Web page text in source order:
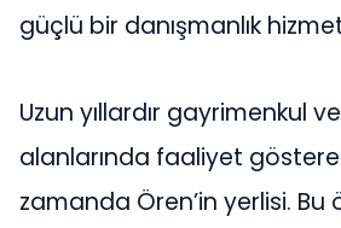
güçlü bir danışmanlık
Uzun yıllardır gayrimenkul
alanlarında faaliyet
zamanda Ören’in yerlisi. Bu